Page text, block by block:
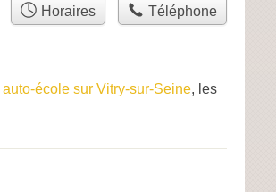
Horaires Téléphone
auto-école sur Vitry-sur-Seine, les